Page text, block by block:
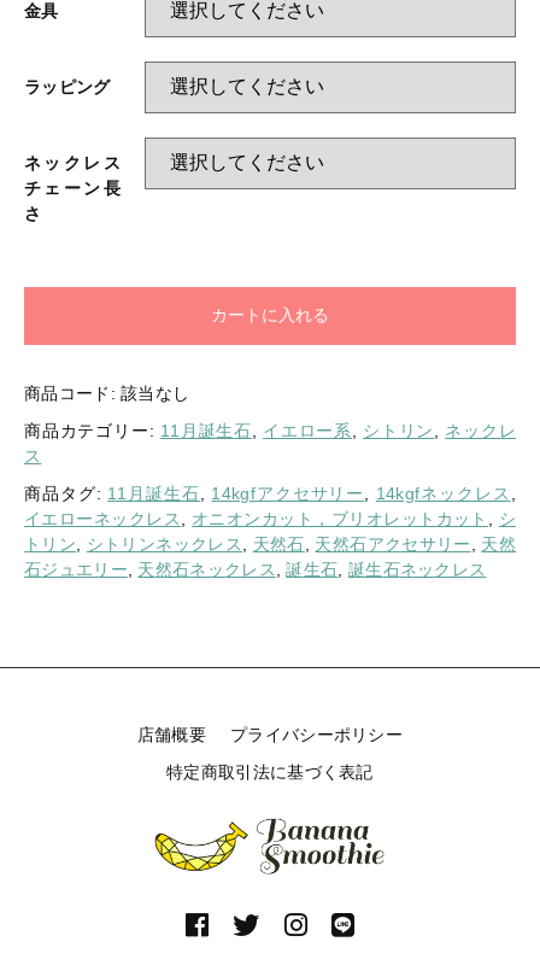
金具
ラッピング
ネックレス
チェーン長
さ
カートに入れる
商品コード:該当なし
商品カテゴリー: 11月誕生石, イエロー系, シトリン, ネックレ
ス
商品タグ: 11月誕生石, 14kgfアクセサリー, 14kgfネックレス ,
イエローネックレス, オニオンカット，ブリオレットカット , シ
トリン, シトリンネックレス, 天然石, 天然石アクセサリー, 天然
石ジュエリー, 天然石ネックレス,誕生石, 誕生石ネックレス
店舗概要
プライバシーポリシー
特定商取引法に基づく表記